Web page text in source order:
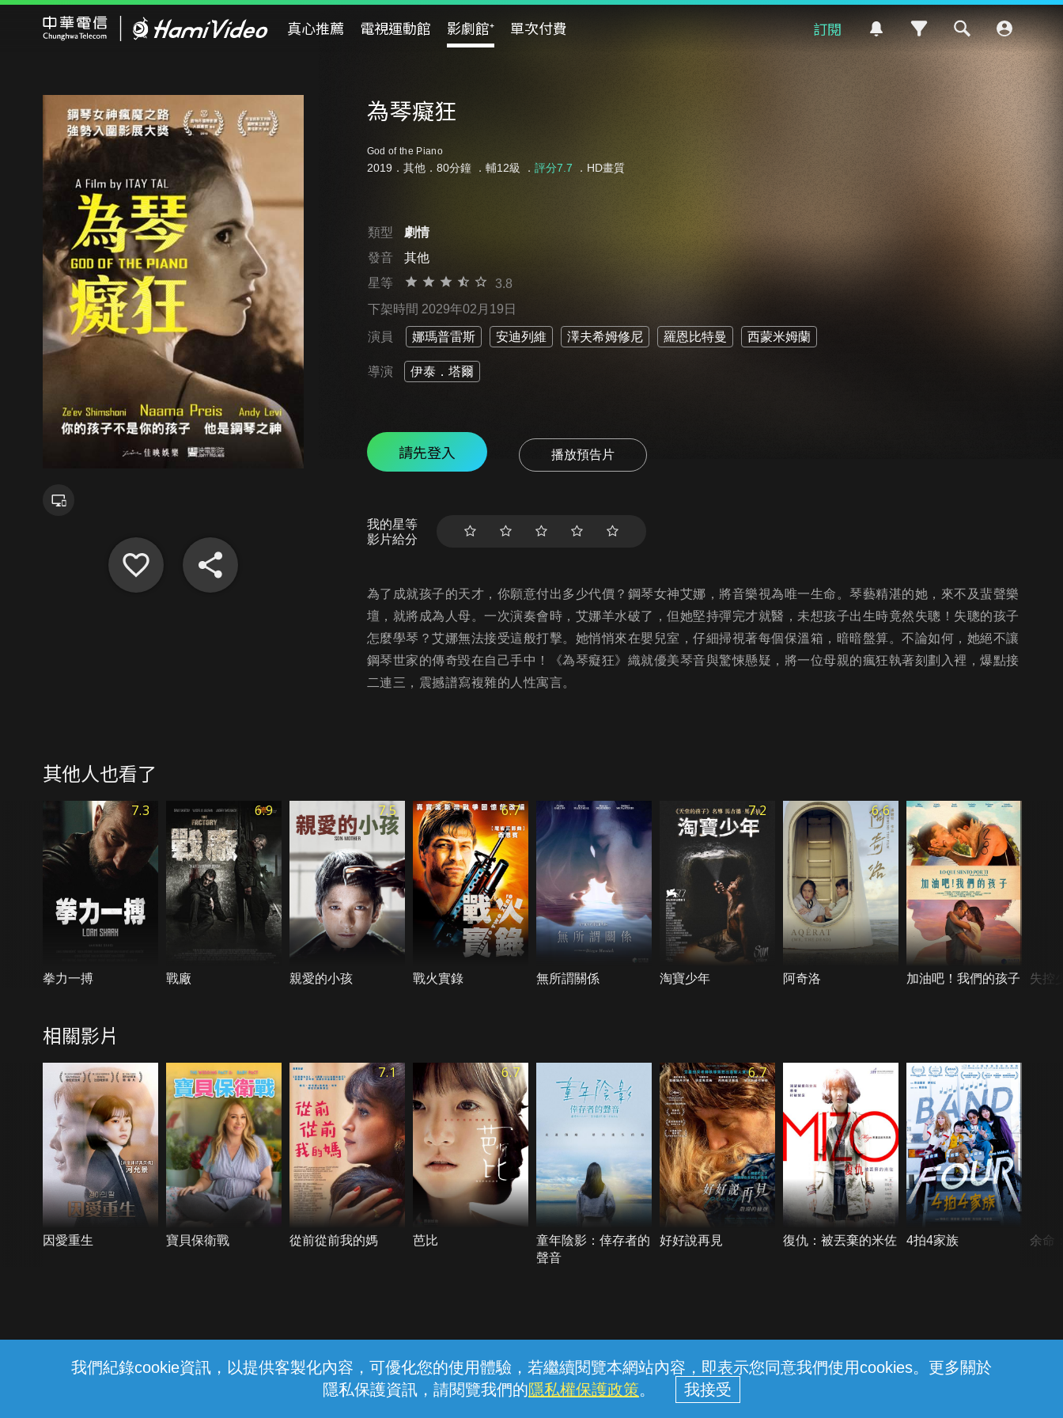
我們紀錄cookie資訊，以提供客製化內容，可優化您的使用體驗，若繼續閱覽本網站內容，即表示您同意我們使用cookies。更多關於
隱私保護資訊，請閱覽我們的隱私權保護政策。
真心推薦 電視運動館 影劇館⁺ 單次付費 訂閱
為琴癡狂
God of the Piano
2019．其他．80分鐘 ． 輔12級 ． 評分7.7 ．HD畫質
類型
劇情
發音
其他
星等
3.8
下架時間 2029年02月19日
演員 娜瑪普雷斯 安迪列維 澤夫希姆修尼 羅恩比特曼 西蒙米姆蘭
導演 伊泰．塔爾
請先登入 播放預告片
我的星等
影片給分
為了成就孩子的天才，你願意付出多少代價？鋼琴女神艾娜，將音樂視為唯一生命。琴藝精湛的她，來不及蜚聲樂
壇，就將成為人母。一次演奏會時，艾娜羊水破了，但她堅持彈完才就醫，未想孩子出生時竟然失聰！失聰的孩子
怎麼學琴？艾娜無法接受這般打擊。她悄悄來在嬰兒室，仔細掃視著每個保溫箱，暗暗盤算。不論如何，她絕不讓
鋼琴世家的傳奇毀在自己手中！《為琴癡狂》織就優美琴音與驚悚懸疑，將一位母親的瘋狂執著刻劃入裡，爆點接
二連三，震撼譜寫複雜的人性寓言。
其他人也看了
7.3
拳力一搏
6.9
戰廠
7.5
親愛的小孩
6.7
戰火實錄 無所謂關係
7.2
淘寶少年
6.6
阿奇洛 加油吧！我們的孩子 失控
相關影片
因愛重生 寶貝保衛戰
7.1
從前從前我的媽
6.7
芭比
童年陰影：倖存者的
聲音
6.7
好好說再見 復仇：被丟棄的米佐 4拍4家族 余命
線上客服 服務條款 隱私權保護
中華電信股份有限公司個人家庭分公司 (統一編號：96979949) © 2026